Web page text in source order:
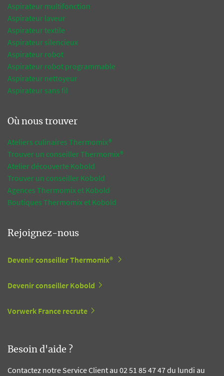
Aspirateur multifonction
Aspirateur laveur
Aspirateur textile
Aspirateur silencieux
Aspirateur robot
Aspirateur robot programmable
Aspirateur nettoyeur
Aspirateur sans fil
Où nous trouver
Ateliers culinaires Thermomix®
Trouver un conseiller Thermomix®
Atelier découverte Kobold
Trouver un conseiller Kobold
Agences Thermomix et Kobold
Boutiques Thermomix et Kobold
Rejoignez-nous
Devenir conseiller Thermomix®
Devenir conseiller Kobold
Vorwerk France recrute
Besoin d'aide ?
Contactez notre Service Client au 02 51 85 47 47 du lundi au